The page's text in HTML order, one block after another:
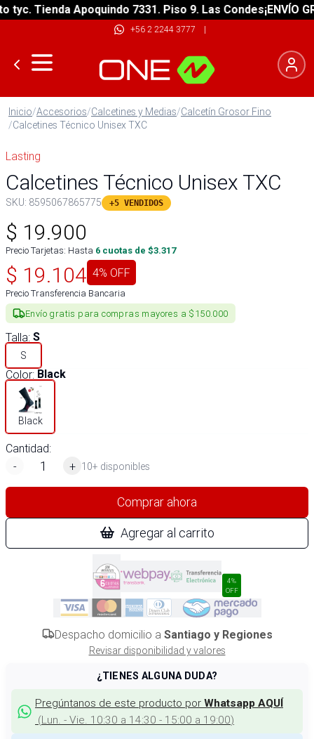
Tienda Apoquindo 7331. Piso 9. Las Condes¡ENVÍO
+56 2 2244 3777 |
Inicio/Accesorios/Calcetines y Medias/Calcetín Grosor Fino
/Calcetines Técnico Unisex TXC
Lasting
Calcetines Técnico Unisex TXC
SKU: 8595067865775 +5 VENDIDOS
$ 19.900
Precio Tarjetas: Hasta 6 cuotas de $3.317
$ 19.104 4% OFF
Precio Transferencia Bancaria
Envío gratis para compras mayores a $150.000
Talla: S
S
Color: Black
Black
Cantidad:
-
+ 10+ disponibles
Comprar ahora
Agregar al carrito
4%
OFF
Despacho domicilio a Santiago y Regiones
Revisar disponibilidad y valores
¿TIENES ALGUNA DUDA?
Pregúntanos de este producto por Whatsapp AQUÍ
(Lun. - Vie. 10:30 a 14:30 - 15:00 a 19:00)